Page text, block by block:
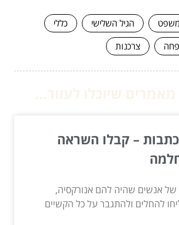
הגיל השלישי
כללי
צרכנות
– קבלו השראה
של אנשים שהיה להם אנורקסיה,
להחלים ולהתגבר על כל הקשיים